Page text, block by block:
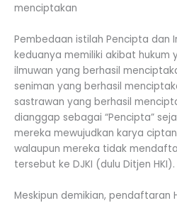
menciptakan
Pembedaan istilah Pencipta dan
keduanya memiliki akibat hukum
ilmuwan yang berhasil
seniman yang berhasil
sastrawan yang berhasil
dianggap sebagai “Pencipta”
mereka mewujudkan karya
walaupun mereka tidak
tersebut ke DJKI (dulu Ditjen HKI).
Meskipun demikian, pendaftaran